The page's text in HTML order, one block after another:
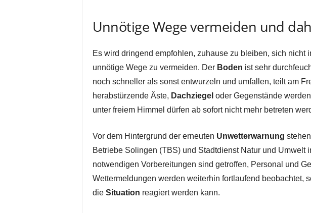
Unnötige Wege vermeiden und
Es wird dringend empfohlen, zuhause zu bleiben, sich nicht
unnötige Wege zu vermeiden. Der Boden ist sehr
noch schneller als sonst entwurzeln und umfallen, teilt am
herabstürzende Äste, Dachziegel oder Gegenstände
unter freiem Himmel dürfen ab sofort nicht mehr betreten
Vor dem Hintergrund der erneuten Unwetterwarnung
Betriebe Solingen (TBS) und Stadtdienst Natur und Umwelt
notwendigen Vorbereitungen sind getroffen, Personal und
Wettermeldungen werden weiterhin fortlaufend beobachtet,
die Situation reagiert werden kann.